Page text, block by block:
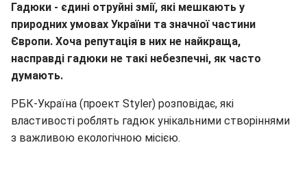
Гадюки - єдині отруйні змії, які мешкають у
природних умовах України та значної частини
Європи. Хоча репутація в них не найкраща,
насправді гадюки не такі небезпечні, як часто
думають.
РБК-Україна (проект Styler) розповідає, які
властивості роблять гадюк унікальними створіннями
з важливою екологічною місією.